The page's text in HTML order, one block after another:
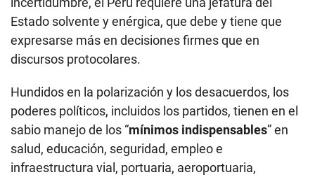
Estado solvente y enérgica, que debe y tiene que
expresarse más en decisiones firmes que en
discursos protocolares.
Hundidos en la polarización y los desacuerdos, los
poderes políticos, incluidos los partidos, tienen en el
sabio manejo de los “mínimos indispensables” en
salud, educación, seguridad, empleo e
infraestructura vial, portuaria, aeroportuaria,